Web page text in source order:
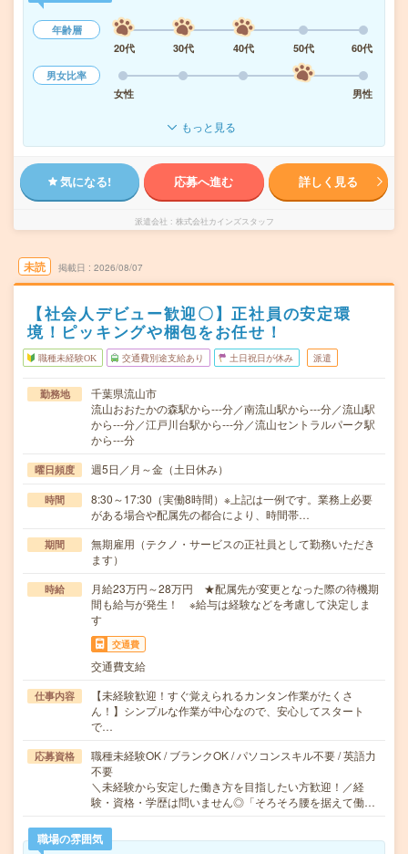
年齢層
20代
30代 40代 50代
60代
男女比率
女性
男性
もっと見る
気になる! 応募へ進む 詳しく見る
派遣会社 株式会社カインズスタッフ
未読 掲載日 2026/08/07
【社会人デビュー歓迎〇】正社員の安定環
境！ピッキングや梱包をお任せ！
職種未経験OK 交通費別途支給あり 土日祝日が休み 派遣
勤務地
千葉県流山市
流山おおたかの森駅から---分／南流山駅から---分／流山駅
から---分／江戸川台駅から---分／流山セントラルパーク駅
から---分
曜日頻度 週5日／月～金（土日休み）
時間
8:30～17:30（実働8時間）※上記は一例です。業務上必要
がある場合や配属先の都合により、時間帯…
期間
無期雇用（テクノ・サービスの正社員として勤務いただき
ます）
時給
月給23万円～28万円 ★配属先が変更となった際の待機期
間も給与が発生！ ※給与は経験などを考慮して決定しま
す
交通費
交通費支給
仕事内容
【未経験歓迎！すぐ覚えられるカンタン作業がたくさ
ん！】シンプルな作業が中心なので、安心してスタート
で…
応募資格
職種未経験OK / ブランクOK / パソコンスキル不要 / 英語力
不要
＼未経験から安定した働き方を目指したい方歓迎！／経
験・資格・学歴は問いません◎「そろそろ腰を据えて働…
職場の雰囲気